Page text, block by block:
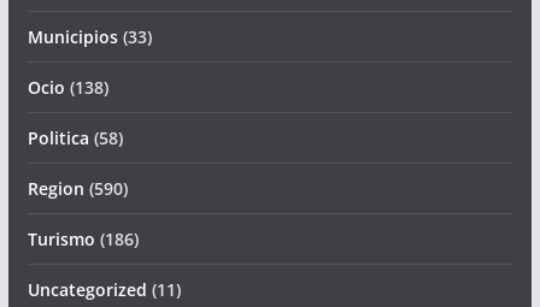
Municipios(33)
Ocio (138)
Politica (58)
Region (590)
Turismo (186)
Uncategorized (11)